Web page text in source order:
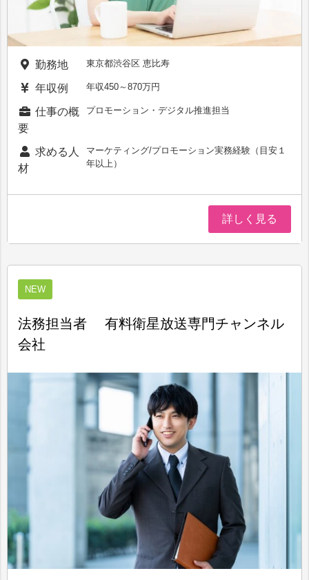
勤務地 東京都渋谷区 恵比寿
年収例 年収450～870万円
仕事の概
要
プロモーション・デジタル推進担当
求める人
材
マーケティング/プロモーション実務経験（目安１
年以上）
詳しく見る
NEW
法務担当者 有料衛星放送専門チャンネル
会社